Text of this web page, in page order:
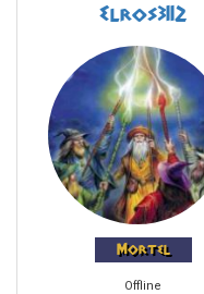
Elros3112
Mortel
Offline